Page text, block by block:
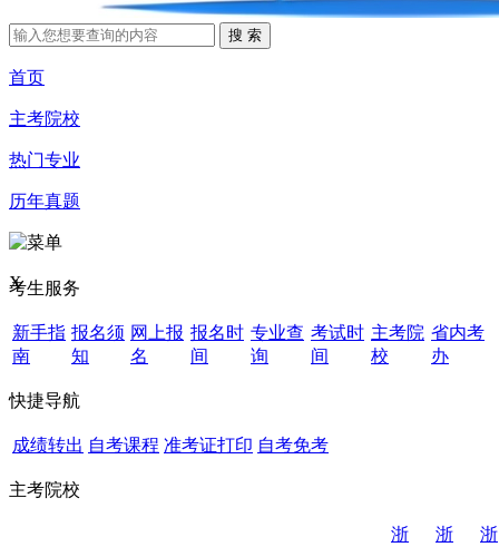
首页
主考院校
热门专业
历年真题
X
考生服务
新手指
南
报名须
知
网上报
名
报名时
间
专业查
询
考试时
间
主考院
校
省内考
办
快捷导航
成绩转出 自考课程 准考证打印 自考免考
主考院校
浙
浙
浙